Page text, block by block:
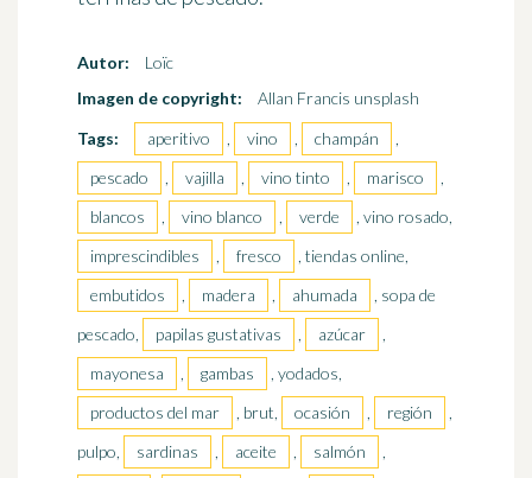
Autor:
Loïc
Imagen de copyright:
Allan Francis unsplash
Tags:
aperitivo , vino , champán
,
pescado
, vajilla , vino tinto , marisco
,
blancos
, vino blanco , verde
, vino rosado,
imprescindibles
, fresco
, tiendas online,
embutidos
, madera , ahumada
, sopa de
pescado,
papilas gustativas , azúcar
,
mayonesa
, gambas
, yodados,
productos del mar
, brut, ocasión , región
,
pulpo,
sardinas , aceite , salmón
,